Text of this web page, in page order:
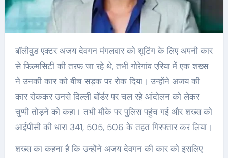
बॉलीवुड एक्टर अजय देवगन मंगलवार को शूटिंग के लिए अपनी कार
से फिल्मसिटी की तरफ जा रहे थे, तभी गोरेगांव एरिया में एक शख्स
ने उनकी कार को बीच सड़क पर रोक दिया। उन्होंने अजय की
कार रोककर उनसे दिल्ली बॉर्डर पर चल रहे आंदोलन को लेकर
चुप्पी तोड़ने को कहा। तभी मौके पर पुलिस पहुंच गई और शख्स को
आईपीसी की धारा 341, 505, 506 के तहत गिरफ्तार कर लिया।
शख्स का कहना है कि उन्होंने अजय देवगन की कार को इसलिए